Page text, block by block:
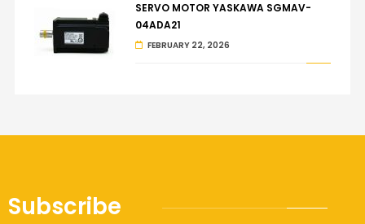
SERVO MOTOR YASKAWA SGMAV-
04ADA21
FEBRUARY 22, 2026
Subscribe